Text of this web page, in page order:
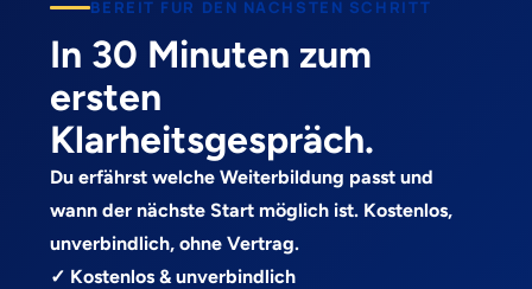
BEREIT FUR DEN NACHSTEN SCHRITT
In 30 Minuten zum
ersten
Klarheitsgespräch.
Du erfährst welche Weiterbildung passt und
wann der nächste Start möglich ist. Kostenlos,
unverbindlich, ohne Vertrag.
✓ Kostenlos & unverbindlich